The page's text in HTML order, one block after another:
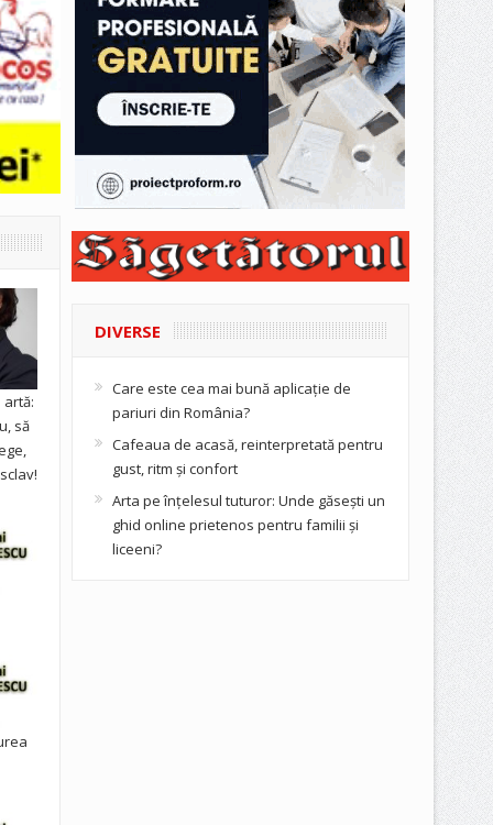
să
DIVERSE
Care este cea mai bună aplicație de
pariuri din România?
Cafeaua de acasă, reinterpretată pentru
gust, ritm și confort
Arta pe înțelesul tuturor: Unde găsești un
ghid online prietenos pentru familii și
liceeni?